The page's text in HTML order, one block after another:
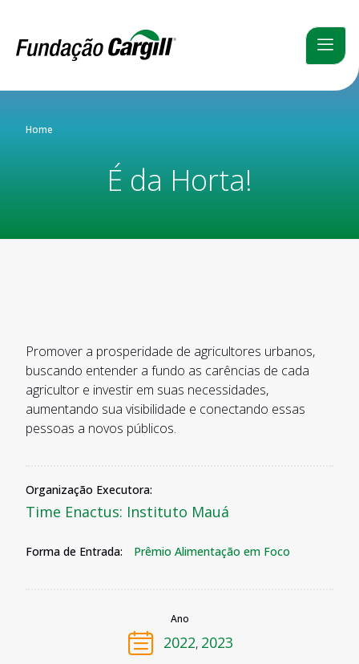
Home
É da Horta!
Promover a prosperidade de agricultores urbanos,
buscando entender a fundo as carências de cada
agricultor e investir em suas necessidades,
aumentando sua visibilidade e conectando essas
pessoas a novos públicos.
Organização Executora:
Time Enactus: Instituto Mauá
Forma de Entrada: Prêmio Alimentação em Foco
Ano
2022, 2023